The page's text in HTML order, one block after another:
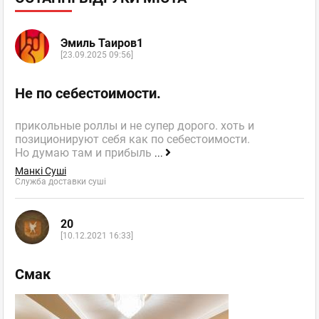
Эмиль Таиров1
[23.09.2025 09:56]
Не по себестоимости.
прикольные роллы и не супер дорого. хоть и
позиционируют себя как по себестоимости.
Но думаю там и прибыль ...
Манкі Суші
Служба доставки суші
20
[10.12.2021 16:33]
Смак